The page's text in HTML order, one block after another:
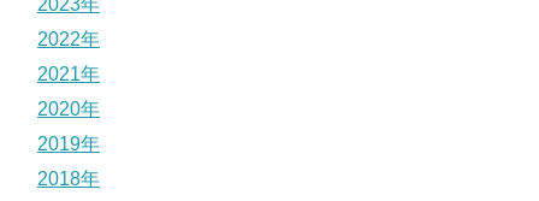
2022年
2021年
2020年
2019年
2018年